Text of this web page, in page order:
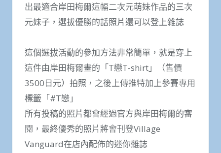
出最適合岸田梅爾這幅二次元萌妹作品的三次
元妹子，選拔優勝的話照片還可以登上雜誌
這個選拔活動的參加方法非常簡單，就是穿上
這件由岸田梅爾畫的「T戀T-shirt」（售價
3500日元）拍照，之後上傳推特加上參賽專用
標籤「#T戀」
所有投稿的照片都會經過官方與岸田梅爾的審
閱，最終優秀的照片將會刊登Village
Vanguard在店內配佈的迷你雜誌